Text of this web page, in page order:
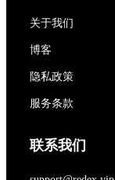
关于我们
博客
隐私政策
服务条款
联系我们